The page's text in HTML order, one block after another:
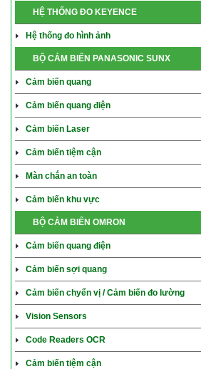
HỆ THỐNG ĐO KEYENCE
Hệ thống đo hình ảnh
BỘ CẢM BIẾN PANASONIC SUNX
Cảm biến quang
Cảm biến quang điện
Cảm biến Laser
Cảm biến tiệm cận
Màn chắn an toàn
Cảm biến khu vực
BỘ CẢM BIẾN OMRON
Cảm biến quang điện
Cảm biến sợi quang
Cảm biến chyển vị / Cảm biến đo lường
Vision Sensors
Code Readers OCR
Cảm biến tiệm cận